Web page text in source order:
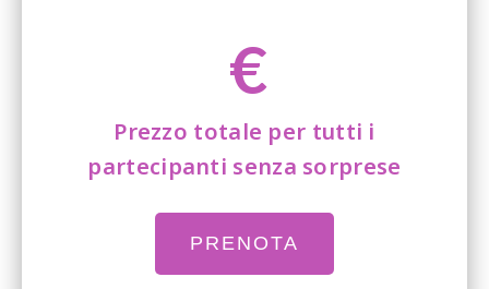
€
Prezzo totale per tutti i
partecipanti senza sorprese
PRENOTA